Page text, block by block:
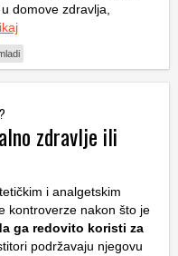
domove zdravlja,
zdravlje ili
i analgetskim
kontroverze nakon što je
ga redovito koristi za
podržavaju njegovu